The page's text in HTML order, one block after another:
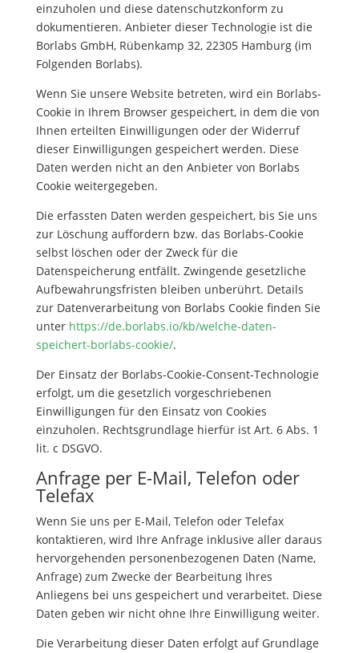
einzuholen und diese datenschutzkonform zu
dokumentieren. Anbieter dieser Technologie ist die
Borlabs GmbH, Rübenkamp 32, 22305 Hamburg (im
Folgenden Borlabs).
Wenn Sie unsere Website betreten, wird ein Borlabs-
Cookie in Ihrem Browser gespeichert, in dem die von
Ihnen erteilten Einwilligungen oder der Widerruf
dieser Einwilligungen gespeichert werden. Diese
Daten werden nicht an den Anbieter von Borlabs
Cookie weitergegeben.
Die erfassten Daten werden gespeichert, bis Sie uns
zur Löschung auffordern bzw. das Borlabs-Cookie
selbst löschen oder der Zweck für die
Datenspeicherung entfällt. Zwingende gesetzliche
Aufbewahrungsfristen bleiben unberührt. Details
zur Datenverarbeitung von Borlabs Cookie finden Sie
unter https://de.borlabs.io/kb/welche-daten-
speichert-borlabs-cookie/.
Der Einsatz der Borlabs-Cookie-Consent-Technologie
erfolgt, um die gesetzlich vorgeschriebenen
Einwilligungen für den Einsatz von Cookies
einzuholen. Rechtsgrundlage hierfür ist Art. 6 Abs. 1
lit. c DSGVO.
Anfrage per E-Mail, Telefon oder
Telefax
Wenn Sie uns per E-Mail, Telefon oder Telefax
kontaktieren, wird Ihre Anfrage inklusive aller daraus
hervorgehenden personenbezogenen Daten (Name,
Anfrage) zum Zwecke der Bearbeitung Ihres
Anliegens bei uns gespeichert und verarbeitet. Diese
Daten geben wir nicht ohne Ihre Einwilligung weiter.
Die Verarbeitung dieser Daten erfolgt auf Grundlage